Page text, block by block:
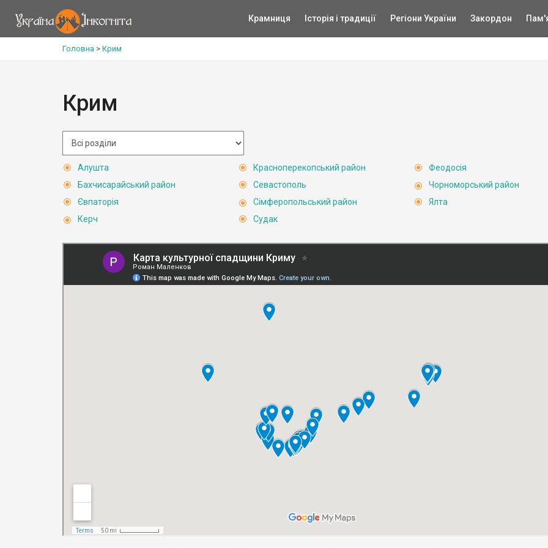
Крамниця Історія і традиції Регіони України Закордон
Головна > Крим
Крим
Алушта
Бахчисарайський район
Євпаторія
Керч
Красноперекопський район
Севастополь
Сімферопольський район
Судак
Феодосія
Чорноморський район
Ялта